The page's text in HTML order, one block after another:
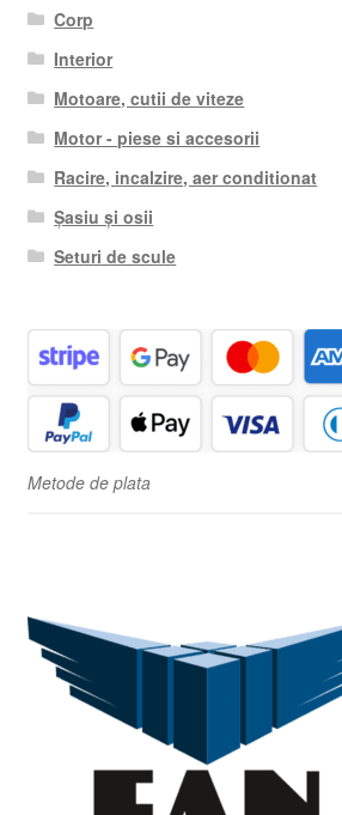
Corp
Interior
Motoare, cutii de viteze
Motor - piese si accesorii
Racire, incalzire, aer conditionat
Șasiu și osii
Seturi de scule
Metode de plata